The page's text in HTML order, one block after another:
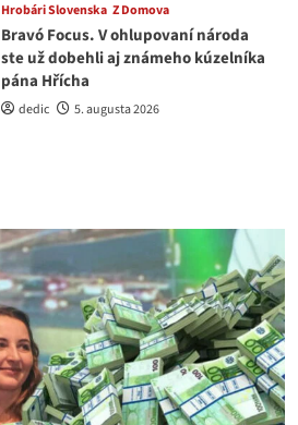
Hrobári Slovenska Z Domova
Bravó Focus. V ohlupovaní národa
ste už dobehli aj známeho kúzelníka
pána Hřícha
dedic 5. augusta 2026